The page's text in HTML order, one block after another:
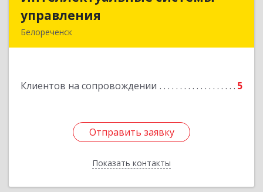
управления
Белореченск
Клиентов на сопровождении 5
Отправить заявку
Показать контакты
Подробнее
Отправить заявку
Назад